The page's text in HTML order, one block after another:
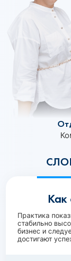
Как
Практика
стабильно
бизнес и
достигают